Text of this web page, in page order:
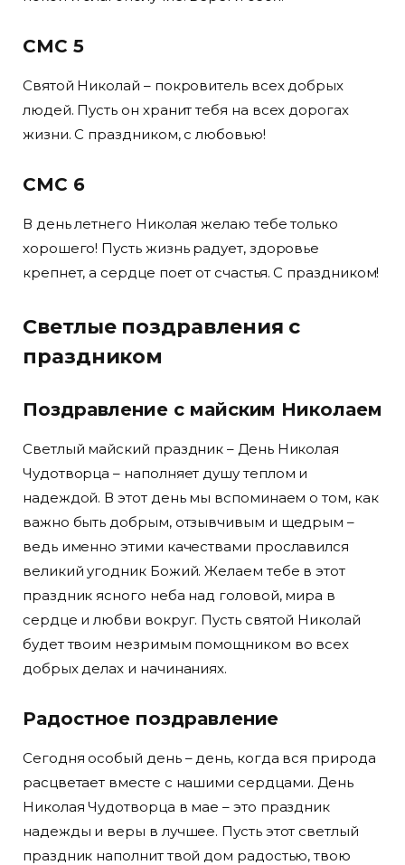
СМС 5
Святой Николай – покровитель всех добрых
людей. Пусть он хранит тебя на всех дорогах
жизни. С праздником, с любовью!
СМС 6
В день летнего Николая желаю тебе только
хорошего! Пусть жизнь радует, здоровье
крепнет, а сердце поет от счастья. С праздником!
Светлые поздравления с
праздником
Поздравление с майским Николаем
Светлый майский праздник – День Николая
Чудотворца – наполняет душу теплом и
надеждой. В этот день мы вспоминаем о том, как
важно быть добрым, отзывчивым и щедрым –
ведь именно этими качествами прославился
великий угодник Божий. Желаем тебе в этот
праздник ясного неба над головой, мира в
сердце и любви вокруг. Пусть святой Николай
будет твоим незримым помощником во всех
добрых делах и начинаниях.
Радостное поздравление
Сегодня особый день – день, когда вся природа
расцветает вместе с нашими сердцами. День
Николая Чудотворца в мае – это праздник
надежды и веры в лучшее. Пусть этот светлый
праздник наполнит твой дом радостью, твою